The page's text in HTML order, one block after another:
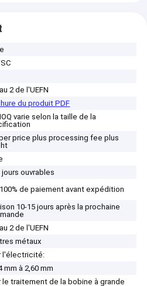
2 de l'UEFN
du produit PDF
varie selon la taille de la
price plus processing fee plus
jours ouvrables
de paiement avant expédition
10-15 jours après la prochaine
2 de l'UEFN
métaux
l'électricité:
mm à 2,60 mm
le traitement de la bobine à grande